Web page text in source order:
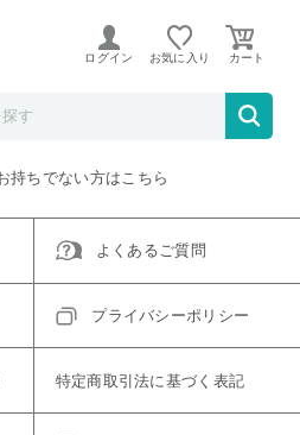
ます。
ログイン お気に入り
終了、またはただいま取り扱い
持ちでない方はこちら
よくあるご質問
プライバシーポリシー
特定商取引法に基づく表記